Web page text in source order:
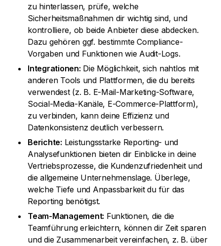
zu hinterlassen, prüfe, welche
Sicherheitsmaßnahmen dir wichtig sind, und
kontrolliere, ob beide Anbieter diese abdecken.
Dazu gehören ggf. bestimmte Compliance-
Vorgaben und Funktionen wie Audit-Logs.
Integrationen: Die Möglichkeit, sich nahtlos mit
anderen Tools und Plattformen, die du bereits
verwendest (z. B. E-Mail-Marketing-Software,
Social-Media-Kanäle, E-Commerce-Plattform),
zu verbinden, kann deine Effizienz und
Datenkonsistenz deutlich verbessern.
Berichte: Leistungsstarke Reporting- und
Analysefunktionen bieten dir Einblicke in deine
Vertriebsprozesse, die Kundenzufriedenheit und
die allgemeine Unternehmenslage. Überlege,
welche Tiefe und Anpassbarkeit du für das
Reporting benötigst.
Team-Management: Funktionen, die die
Teamführung erleichtern, können dir Zeit sparen
und die Zusammenarbeit vereinfachen, z. B. über